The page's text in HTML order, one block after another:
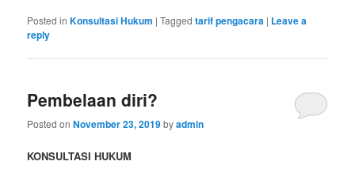
Posted in Konsultasi Hukum |Tagged tarif pengacara | Leave a
reply
Pembelaan diri?
Posted onNovember 23, 2019byadmin
KONSULTASI HUKUM